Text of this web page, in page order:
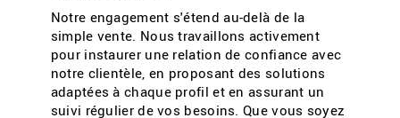
Notre engagement s'étend au-delà de la
simple vente. Nous travaillons activement
pour instaurer une relation de confiance avec
notre clientèle, en proposant des solutions
adaptées à chaque profil et en assurant un
suivi régulier de vos besoins. Que vous soyez